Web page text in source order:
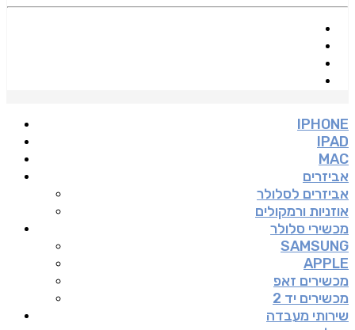
IPHONE
IPAD
MAC
אביזרים
אביזרים לסלולר
אוזניות ורמקולים
מכשירי סלולר
SAMSUNG
APPLE
מכשירים זאפ
מכשירים יד 2
שירותי מעבדה